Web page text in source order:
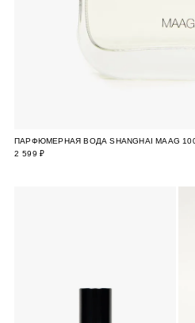
ПАРФЮМЕРНАЯ ВОДА SHANGHAI MAAG
2 599 ₽